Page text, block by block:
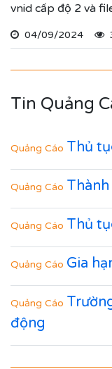
vnid cấp độ 2 và
04/09/2024
Tin Quảng
Quảng Cáo Thủ
Quảng Cáo
Quảng Cáo Thủ
Quảng Cáo Gia
Quảng Cáo
động